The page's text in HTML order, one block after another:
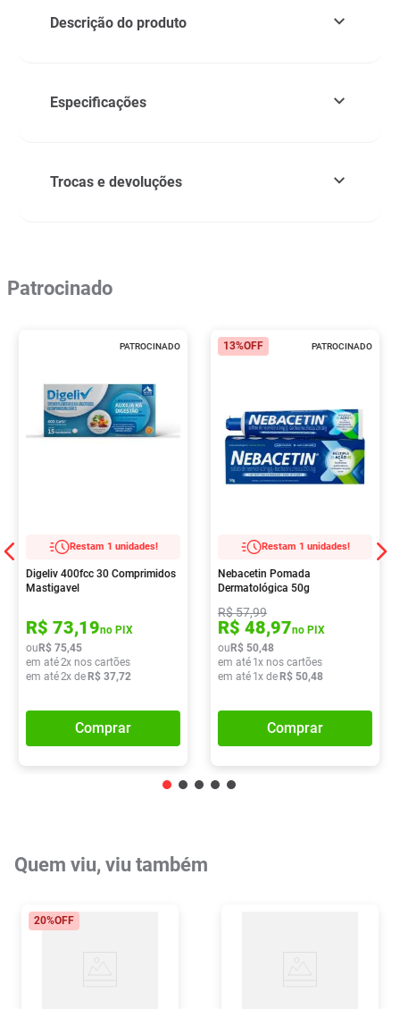
Descrição do produto
Especificações
Trocas e devoluções
Patrocinado
PATROCINADO
Restam 1 unidades!
Digeliv 400fcc 30 Comprimidos
Mastigavel
R$ 73,19no PIX
ou R$ 75,45
em até2x nos cartões
em até2x de R$ 37,72
Comprar
PATROCINADO
13%OFF
Restam 1 unidades!
Nebacetin Pomada
Dermatológica 50g
R$57,99
R$ 48,97no PIX
ou R$ 50,48
em até 1x nos cartões
em até 1x de R$ 50,48
Comprar
Quem viu, viu também
20%OFF